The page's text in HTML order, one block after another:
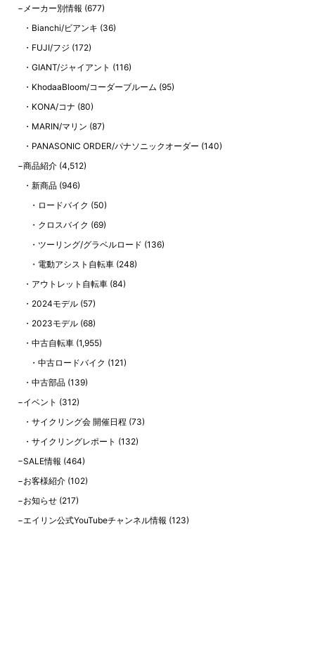
メーカー別情報 (677)
Bianchi/ビアンキ (36)
FUJI/フジ (172)
GIANT/ジャイアント (116)
KhodaaBloom/コーダーブルーム (95)
KONA/コナ (80)
MARIN/マリン (87)
PANASONIC ORDER/パナソニックオーダー (140)
商品紹介 (4,512)
新商品 (946)
ロードバイク (50)
クロスバイク (69)
ツーリング/グラベルロード (136)
電動アシスト自転車(248)
アウトレット自転車 (84)
2024モデル (57)
2023モデル (68)
中古自転車 (1,955)
中古ロードバイク (121)
中古部品 (139)
イベント (312)
サイクリング会 開催日程 (73)
サイクリングレポート (132)
SALE情報 (464)
お客様紹介 (102)
お知らせ (217)
エイリン公式YouTubeチャンネル情報 (123)